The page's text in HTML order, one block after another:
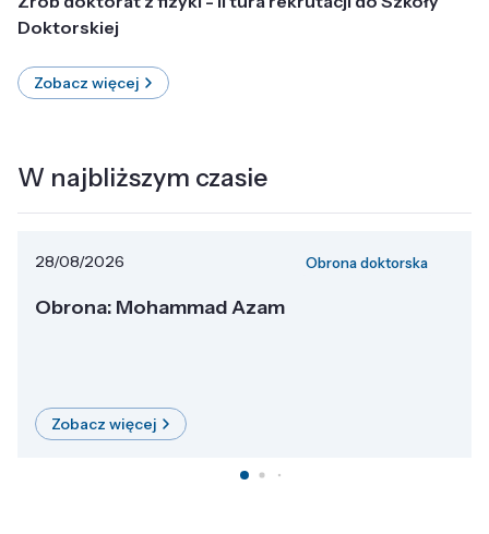
Doktorskiej
Zobacz więcej
W najbliższym czasie
28/08/2026 Obrona doktorska
Obrona: Mohammad Azam
Zobacz więcej